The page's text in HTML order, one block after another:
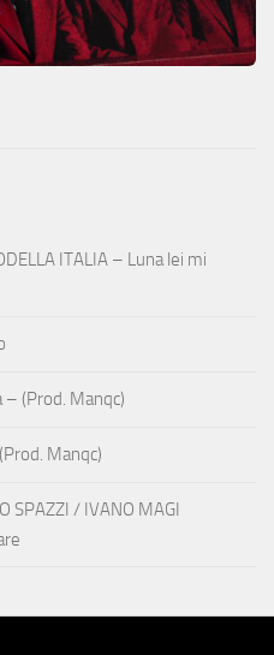
ITALIA – Luna lei mi
– (Prod. Manqc)
Manqc)
SPAZZI / IVANO MAGI